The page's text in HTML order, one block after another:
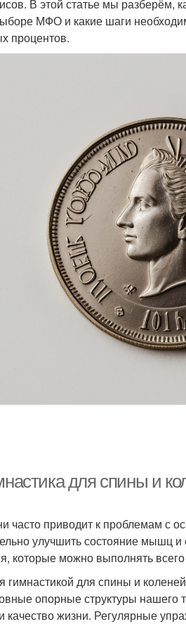
В этой статье мы разберём,
МФО и какие шаги
процентов.
для спины и
часто приводит к проблемам с
улучшить состояние мышц
которые можно выполнять
гимнастикой для спины и коленей
опорные структуры нашего
качество жизни. Регулярные